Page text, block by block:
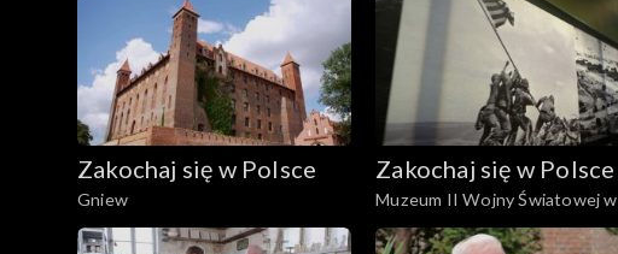
Zakochaj się w Polsce
Gniew
Zakochaj się w Polsce
Muzeum II Wojny Światowej w
Gdańsku